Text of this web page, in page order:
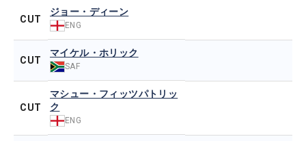
CUT
ジョー・ディーン
ENG
CUT
マイケル・ホリック
SAF
CUT
マシュー・フィッツパトリッ
ク
ENG